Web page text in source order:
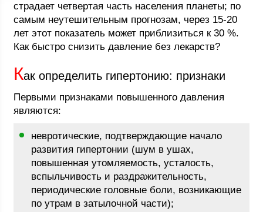
страдает четвертая часть населения планеты; по
самым неутешительным прогнозам, через 15-20
лет этот показатель может приблизиться к 30 %.
Как быстро снизить давление без лекарств?
Как определить гипертонию: признаки
Первыми признаками повышенного давления
являются:
невротические, подтверждающие начало
развития гипертонии (шум в ушах,
повышенная утомляемость, усталость,
вспыльчивость и раздражительность,
периодические головные боли, возникающие
по утрам в затылочной части);